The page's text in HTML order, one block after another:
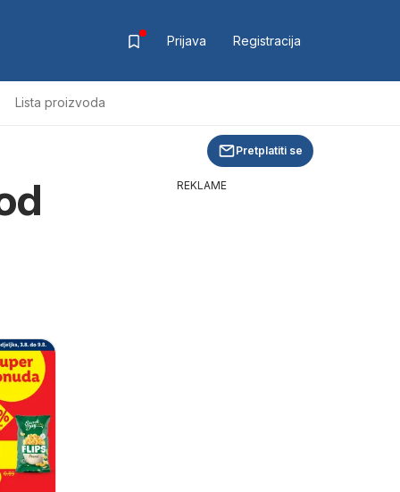
Prijava Registracija
Lista proizvoda
Pretplatiti se
REKLAME